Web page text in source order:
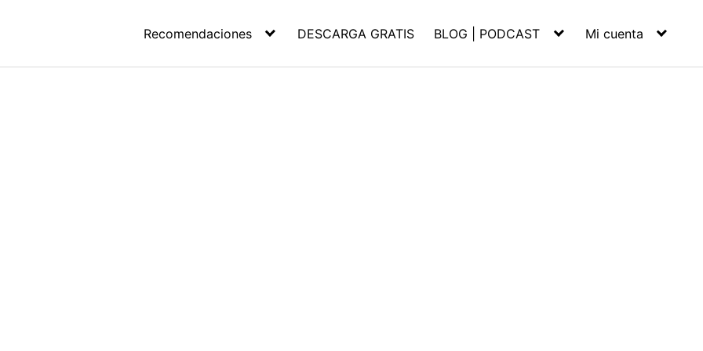
Recomendaciones DESCARGA GRATIS BLOG | PODCAST Mi cuenta